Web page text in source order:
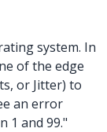
system. In
of the edge
or Jitter) to
an error
1 and 99."